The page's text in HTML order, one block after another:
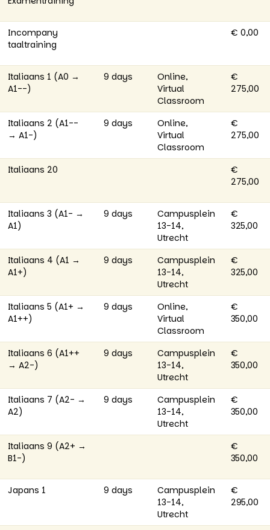
Incompany
taaltraining
€ 0,00
Italiaans 1 (A0 →
A1--)
9 days
Online,
Virtual
Classroom
€
275,00
Italiaans 2 (A1--
→ A1-)
9 days
Online,
Virtual
Classroom
€
275,00
Italiaans 20
€
275,00
Italiaans 3 (A1- →
A1)
9 days
Campusplein
13-14,
Utrecht
€
325,00
Italiaans 4 (A1 →
A1+)
9 days
Campusplein
13-14,
Utrecht
€
325,00
Italiaans 5 (A1+ →
A1++)
9 days
Online,
Virtual
Classroom
€
350,00
Italiaans 6 (A1++
→ A2-)
9 days
Campusplein
13-14,
Utrecht
€
350,00
Italiaans 7 (A2- →
A2)
9 days
Campusplein
13-14,
Utrecht
€
350,00
Italiaans 9 (A2+ →
B1-)
€
350,00
Japans 1 9 days
Campusplein
13-14,
Utrecht
€
295,00